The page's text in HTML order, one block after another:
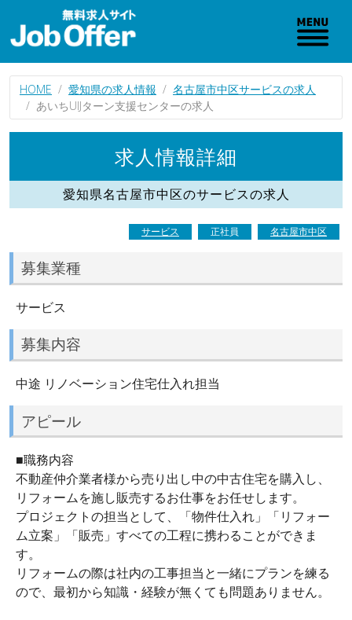
HOME 愛知県の求人情報
名古屋市中区サービスの求人
あいちUIJターン支援センターの求人
求人情報詳細
愛知県名古屋市中区のサービスの求人
サービス 正社員 名古屋市中区
募集業種
サービス
募集内容
中途 リノベーション住宅仕入れ担当
アピール
■職務内容
不動産仲介業者様から売り出し中の中古住宅を購入し、
リフォームを施し販売するお仕事をお任せします。
プロジェクトの担当として、「物件仕入れ」「リフォー
ム立案」「販売」すべての工程に携わることができま
す。
リフォームの際は社内の工事担当と一緒にプランを練る
ので、最初から知識・経験が無くても問題ありません。